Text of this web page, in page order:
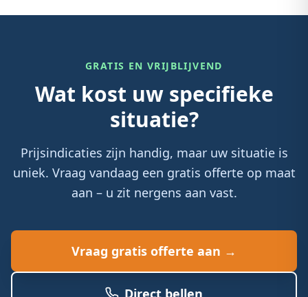
GRATIS EN VRIJBLIJVEND
Wat kost uw specifieke
situatie?
Prijsindicaties zijn handig, maar uw situatie is
uniek. Vraag vandaag een gratis offerte op maat
aan – u zit nergens aan vast.
Vraag gratis offerte aan →
Direct bellen